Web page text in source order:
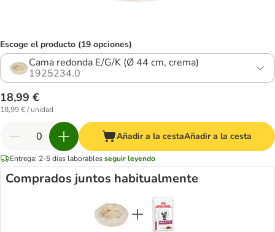
Escoge el producto (19 opciones)
Cama redonda E/G/K (Ø 44 cm, crema)
1925234.0
18,99 €
18,99 € / unidad
Añadir a la cestaAñadir a la cesta
Entrega: 2-5 días laborablesseguir leyendo
Comprados juntos habitualmente